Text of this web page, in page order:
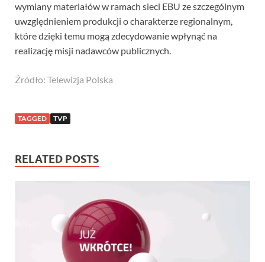
wymiany materiałów w ramach sieci EBU ze szczególnym
uwzględnieniem produkcji o charakterze regionalnym,
które dzięki temu mogą zdecydowanie wpłynąć na
realizację misji nadawców publicznych.
Źródło: Telewizja Polska
TAGGED TVP
RELATED POSTS